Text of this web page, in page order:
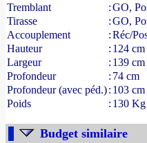
Tremblant
:GO,
Tirasse
:GO,
Accouplement
:Réc/
Hauteur
: 124 cm
Largeur
: 139 cm
Profondeur
: 74 cm
Profondeur (avec péd.): 103 cm
Poids
: 130 Kg
Budget similaire